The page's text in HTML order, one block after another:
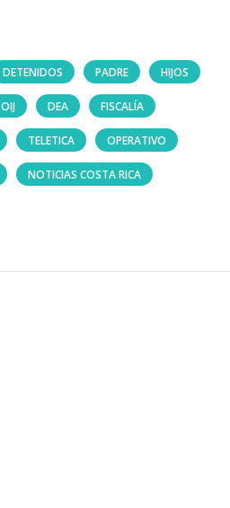
DETENIDOS PADRE HIJOS
OIJ DEA FISCALÍA
TELETICA OPERATIVO
NOTICIAS COSTA RICA